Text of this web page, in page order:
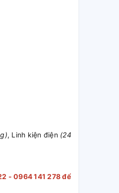
, Linh kiện điện (24
- 0964 141 278 để